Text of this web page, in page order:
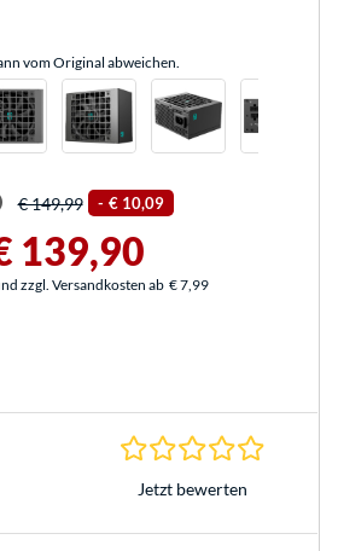
vom Original abweichen.
€ 149,99 - € 10,09
139,90
zzgl. Versandkosten ab € 7,99
Jetzt bewerten